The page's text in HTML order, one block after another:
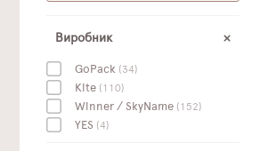
Виробник
GoPack (34)
Kite (110)
Winner / SkyName (152)
YES (4)